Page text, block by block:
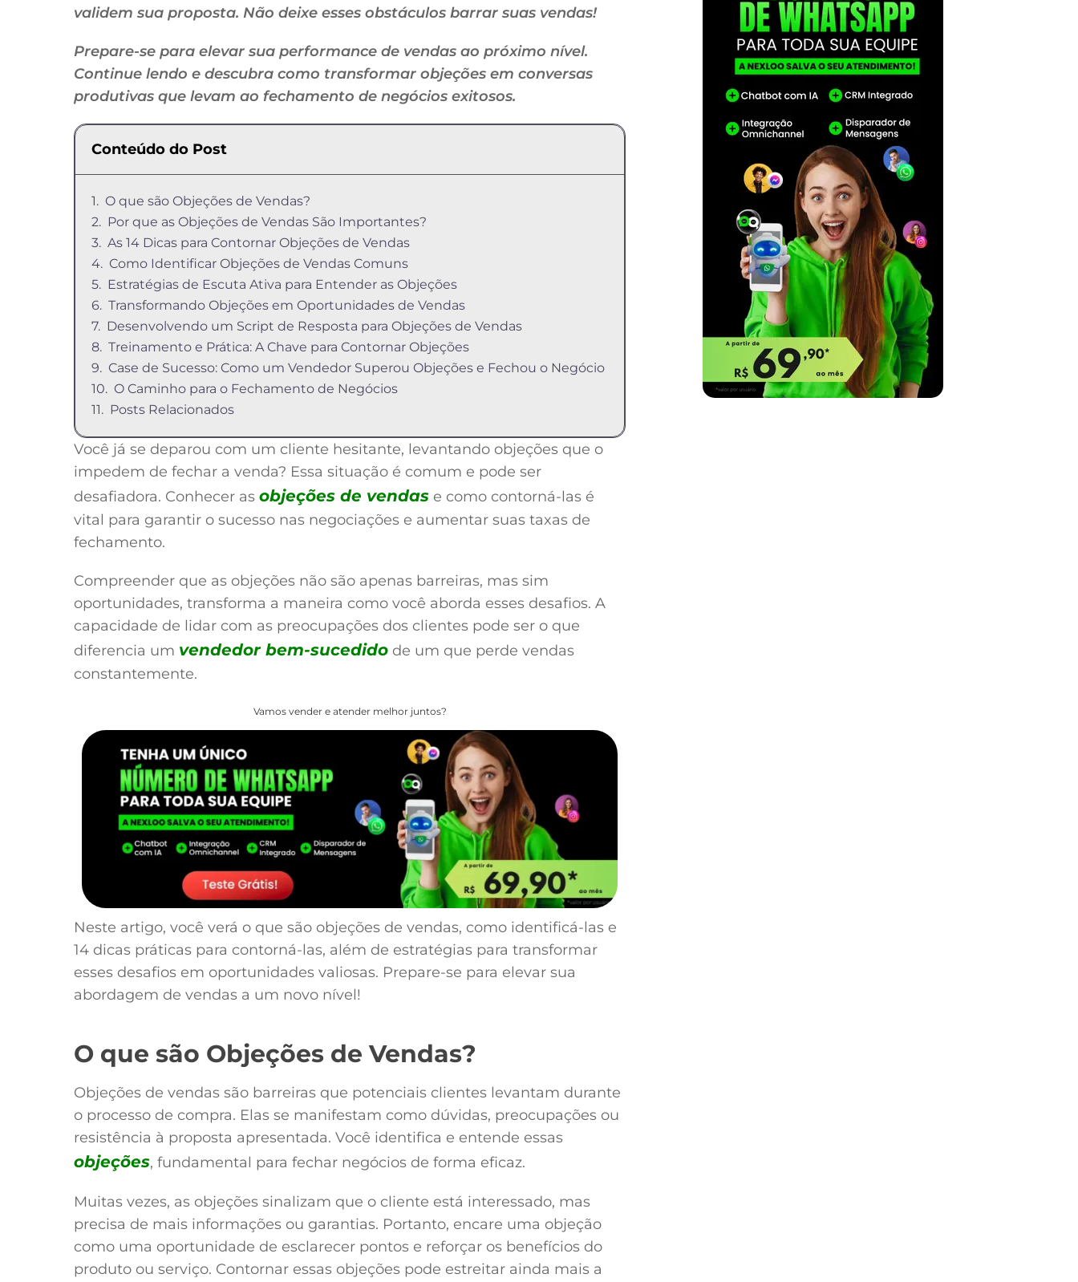
validem sua proposta. Não deixe esses obstáculos barrar suas vendas!
Prepare-se para elevar sua performance de vendas ao próximo nível.
Continue lendo e descubra como transformar objeções em conversas
produtivas que levam ao fechamento de negócios exitosos.
Conteúdo do Post
O que são Objeções de Vendas?
Por que as Objeções de Vendas São Importantes?
As 14 Dicas para Contornar Objeções de Vendas
Como Identificar Objeções de Vendas Comuns
Estratégias de Escuta Ativa para Entender as Objeções
Transformando Objeções em Oportunidades de Vendas
Desenvolvendo um Script de Resposta para Objeções de Vendas
Treinamento e Prática: A Chave para Contornar Objeções
Case de Sucesso: Como um Vendedor Superou Objeções e Fechou o Negócio
O Caminho para o Fechamento de Negócios
Posts Relacionados
Você já se deparou com um cliente hesitante, levantando objeções que o
impedem de fechar a venda? Essa situação é comum e pode ser
desafiadora. Conhecer as objeções de vendas e como contorná-las é
vital para garantir o sucesso nas negociações e aumentar suas taxas de
fechamento.
Compreender que as objeções não são apenas barreiras, mas sim
oportunidades, transforma a maneira como você aborda esses desafios. A
capacidade de lidar com as preocupações dos clientes pode ser o que
diferencia um vendedor bem-sucedido de um que perde vendas
constantemente.
Vamos vender e atender melhor juntos?
Neste artigo, você verá o que são objeções de vendas, como identificá-las e
14 dicas práticas para contorná-las, além de estratégias para transformar
esses desafios em oportunidades valiosas. Prepare-se para elevar sua
abordagem de vendas a um novo nível!
O que são Objeções de Vendas?
Objeções de vendas são barreiras que potenciais clientes levantam durante
o processo de compra. Elas se manifestam como dúvidas, preocupações ou
resistência à proposta apresentada. Você identifica e entende essas
objeções, fundamental para fechar negócios de forma eficaz.
Muitas vezes, as objeções sinalizam que o cliente está interessado, mas
precisa de mais informações ou garantias. Portanto, encare uma objeção
como uma oportunidade de esclarecer pontos e reforçar os benefícios do
produto ou serviço. Contornar essas objeções pode estreitar ainda mais a